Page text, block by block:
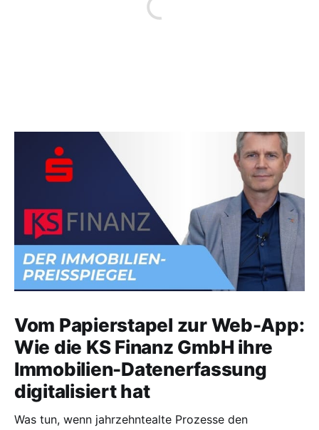
Vom Papierstapel zur Web-App:
Wie die KS Finanz GmbH ihre
Immobilien-Datenerfassung
digitalisiert hat
Was tun, wenn jahrzehntealte Prozesse den